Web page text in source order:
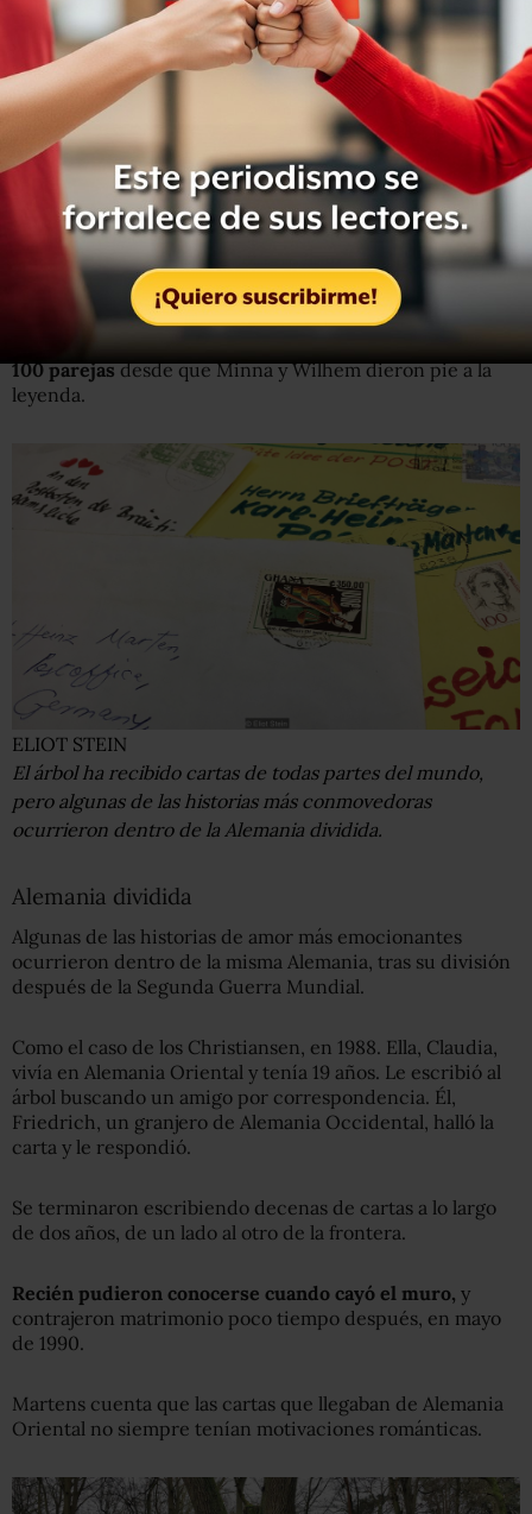
Martens la llamó (¡reconoce que era demasiado vago
como para escribirle!) y en 1994 se terminaron casando.
¿Dónde? Por supuesto que debajo del famoso árbol que
los unió.
24 años más tarde siguen casados y él conserva la carta
con la que comenzó todo.
Martens sabe de al menos nueve matrimonios más que
ocurrieron gracias al Roble del Novio durante sus dos
décadas de servicio.
habría juntado a más de
100 parejasdesde que Minna y Wilhem dieron pie a la
leyenda.
ELIOT STEIN
El árbol ha recibido cartas de todas partes del mundo,
pero algunas de las historias más conmovedoras
ocurrieron dentro de la Alemania dividida.
Alemania dividida
Algunas de las historias de amor más emocionantes
ocurrieron dentro de la misma Alemania, tras su división
después de la Segunda Guerra Mundial.
Como el caso de los Christiansen, en 1988. Ella, Claudia,
vivía en Alemania Oriental y tenía 19 años. Le escribió al
árbol buscando un amigo por correspondencia. Él,
Friedrich, un granjero de Alemania Occidental, halló la
carta y le respondió.
Se terminaron escribiendo decenas de cartas a lo largo
de dos años, de un lado al otro de la frontera.
Recién pudieron conocerse cuando cayó el muro, y
contrajeron matrimonio poco tiempo después, en mayo
de 1990.
Martens cuenta que las cartas que llegaban de Alemania
Oriental no siempre tenían motivaciones románticas.